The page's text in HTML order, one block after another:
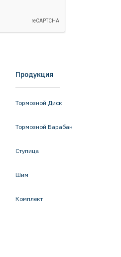
Продукция
Тормозной Диск
Тормозной Барабан
Ступица
Шим
Комплект